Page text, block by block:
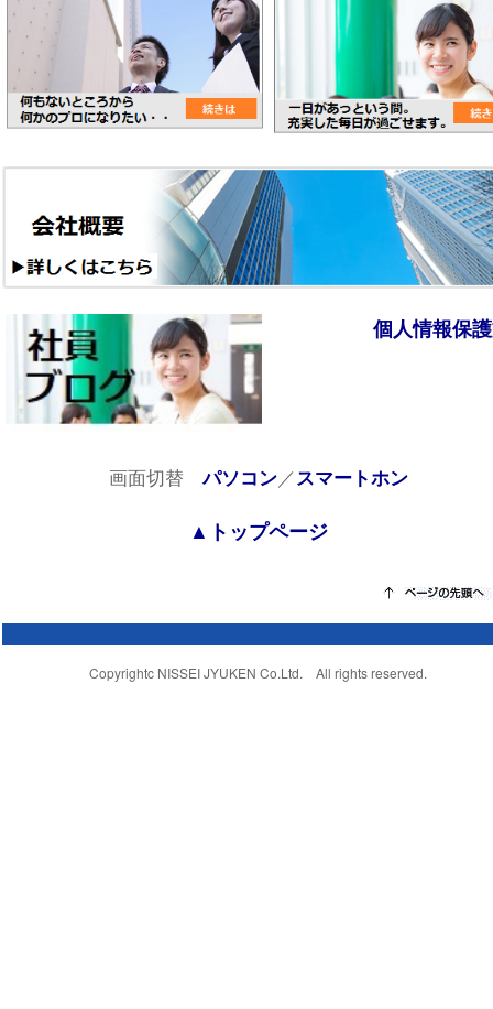
個人情報保
画面切替パソコン／ スマートホン
▲トップページ
Copyrightc NISSEI JYUKEN Co.Ltd. All rights reserved.